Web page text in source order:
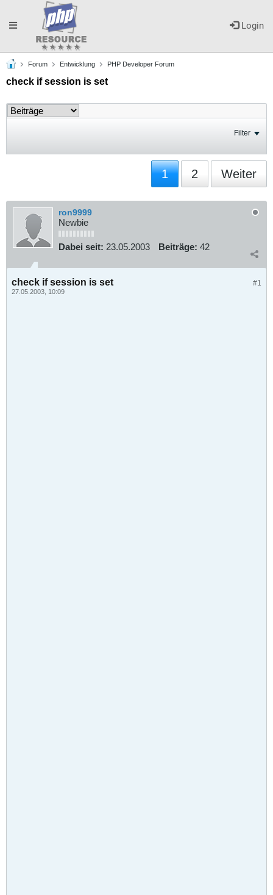
Login
Toggle
navigation
Forum Entwicklung PHP Developer Forum
check if session is set
Filter
1 2 Weiter
ron9999
Newbie
Dabei seit: 23.05.2003 Beiträge: 42
#1
check if session is set
27.05.2003, 10:09